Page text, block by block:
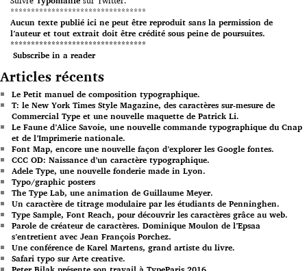
*********************************
Aucun texte publié ici ne peut être reproduit sans la permission de
l’auteur et tout extrait doit être crédité sous peine de poursuites.
*********************************
Subscribe in a reader
Articles récents
Le Petit manuel de composition typographique.
T: le New York Times Style Magazine, des caractères sur-mesure de
Commercial Type et une nouvelle maquette de Patrick Li.
Le Faune d’Alice Savoie, une nouvelle commande typographique du Cnap
et de l’Imprimerie nationale.
Font Map, encore une nouvelle façon d’explorer les Google fontes.
CCC OD: Naissance d’un caractère typographique.
Adele Type, une nouvelle fonderie made in Lyon.
Typo/graphic posters
The Type Lab, une animation de Guillaume Meyer.
Un caractère de titrage modulaire par les étudiants de Penninghen.
Type Sample, Font Reach, pour découvrir les caractères grâce au web.
Parole de créateur de caractères. Dominique Moulon de l’Epsaa
s’entretient avec Jean François Porchez.
Une conférence de Karel Martens, grand artiste du livre.
Safari typo sur Arte creative.